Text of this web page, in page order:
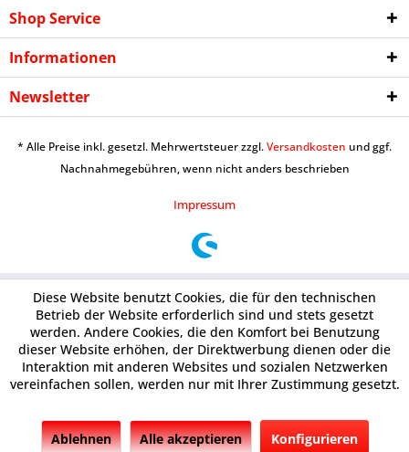
Shop Service
Informationen
Newsletter
* Alle Preise inkl. gesetzl. Mehrwertsteuer zzgl.Versandkosten und ggf.
Nachnahmegebühren, wenn nicht anders beschrieben
Impressum
Diese Website benutzt Cookies, die für den technischen
Betrieb der Website erforderlich sind und stets gesetzt
werden. Andere Cookies, die den Komfort bei Benutzung
dieser Website erhöhen, der Direktwerbung dienen oder die
Interaktion mit anderen Websites und sozialen Netzwerken
vereinfachen sollen, werden nur mit Ihrer Zustimmung gesetzt.
Ablehnen Alle akzeptieren Konfigurieren